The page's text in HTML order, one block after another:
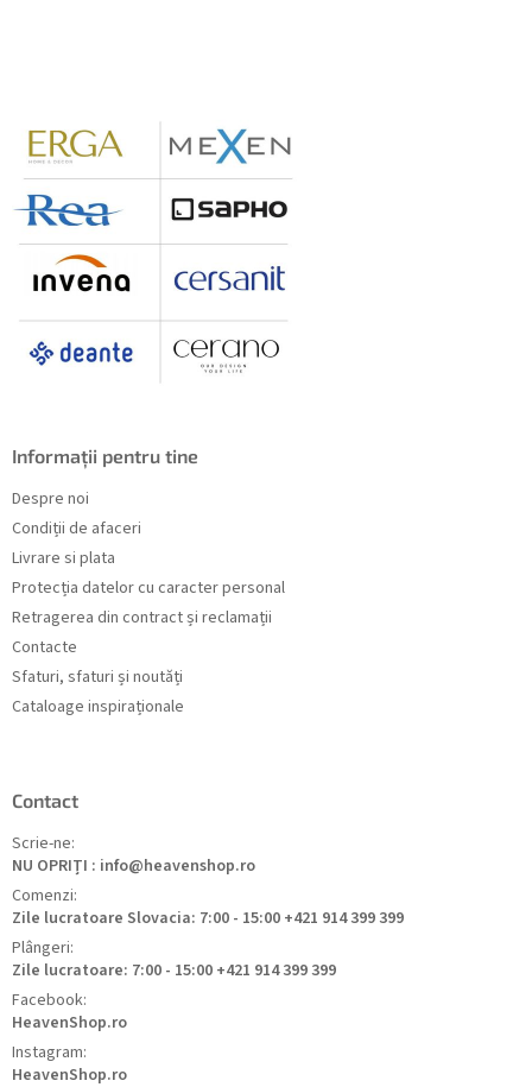
Informații pentru tine
Despre noi
Condiții de afaceri
Livrare si plata
Protecția datelor cu caracter personal
Retragerea din contract și reclamații
Contacte
Sfaturi, sfaturi și noutăți
Cataloage inspiraționale
Contact
Scrie-ne:
NU OPRIȚI : info@heavenshop.ro
Comenzi:
Zile lucratoare Slovacia: 7:00 - 15:00 +421 914 399 399
Plângeri:
Zile lucratoare: 7:00 - 15:00 +421 914 399 399
Facebook:
HeavenShop.ro
Instagram:
HeavenShop.ro